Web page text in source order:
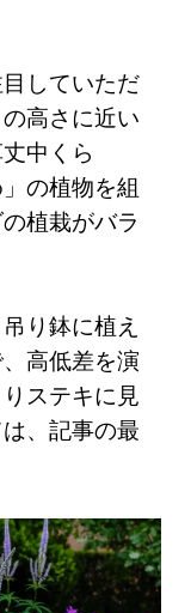
していただ
高さに近い
中くら
の植物を組
植栽がバラ
り鉢に植え
高低差を演
ステキに見
、記事の最